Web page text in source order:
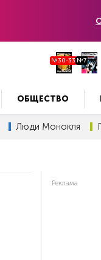
№30-33 №7
ОБЩЕСТВО
Люди Монокля
Реклама